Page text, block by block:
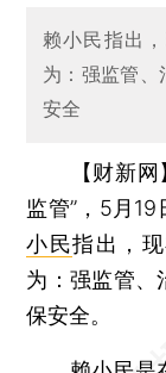
赖小民指出
为：强监管
安全
【财新
监管”，5月
小民指出，现
为：强监管、
保安全。